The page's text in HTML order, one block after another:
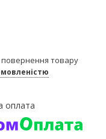
повернення товару